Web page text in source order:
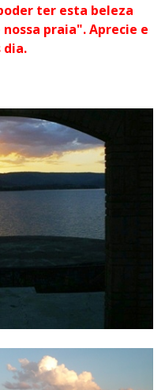
ter esta beleza
praia". Aprecie e
dia.